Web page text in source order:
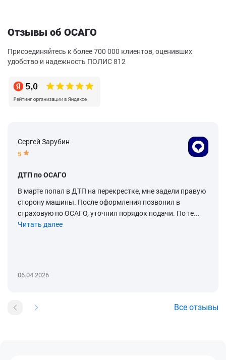
Отзывы об ОСАГО
Присоединяйтесь к более 700 000 клиентов, оценивших
удобство и надежность ПОЛИС 812
Сергей Зарубин
5
ДТП по ОСАГО
В марте попал в ДТП на перекрестке, мне задели правую
сторону машины. После оформления позвонил в
страховую по ОСАГО, уточнил порядок подачи. По те...
Читать далее
06.04.2026
Все отзывы